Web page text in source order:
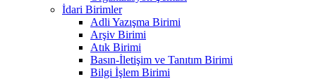
İdari Birimler
Adli Yazışma Birimi
Arşiv Birimi
Atık Birimi
Basın-İletişim ve Tanıtım Birimi
Bilgi İşlem Birimi